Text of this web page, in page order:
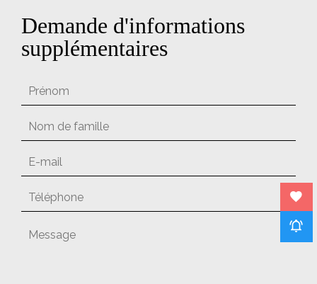
Demande d'informations
supplémentaires